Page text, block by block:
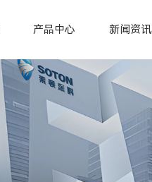
产品中心 新闻资讯